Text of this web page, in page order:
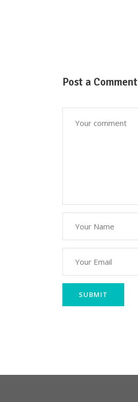
Post a Comment